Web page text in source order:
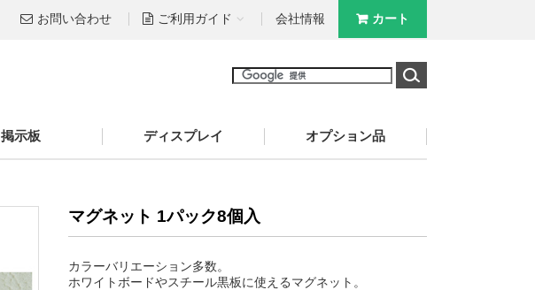
お問い合わせ ご利用ガイド 会社情報 カート
掲示板 ディスプレイ オプション品
マグネット 1パック8個入
カラーバリエーション多数。
ホワイトボードやスチール黒板に使えるマグネット。